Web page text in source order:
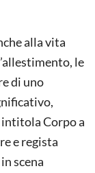
alla vita
le
di uno
Corpo a
e regista
scena